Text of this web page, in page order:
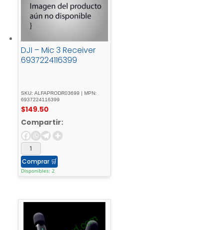
DJI – Mic 3 Receiver
6937224116399
SKU: ALFAPRODR03699 | MPN:
6937224116399
$149.50
Compartir:
Comprar 🛒
Disponibles: 2